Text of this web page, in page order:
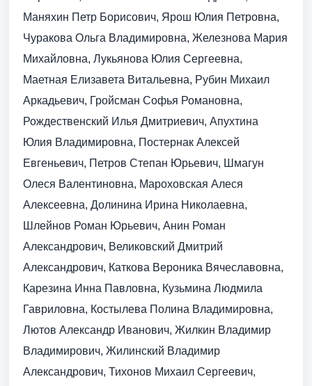
Маняхин Петр Борисович, Ярош Юлия Петровна,
Чуракова Ольга Владимировна, Железнова Мария
Михайловна, Лукьянова Юлия Сергеевна,
Маетная Елизавета Витальевна, Рубин Михаил
Аркадьевич, Гройсман Софья Романовна,
Рождественский Илья Дмитриевич, Апухтина
Юлия Владимировна, Постернак Алексей
Евгеньевич, Петров Степан Юрьевич, Шмагун
Олеся Валентиновна, Мароховская Алеся
Алексеевна, Долинина Ирина Николаевна,
Шлейнов Роман Юрьевич, Анин Роман
Александрович, Великовский Дмитрий
Александрович, Каткова Вероника Вячеславовна,
Карезина Инна Павловна, Кузьмина Людмила
Гавриловна, Костылева Полина Владимировна,
Лютов Александр Иванович, Жилкин Владимир
Владимирович, Жилинский Владимир
Александрович, Тихонов Михаил Сергеевич,